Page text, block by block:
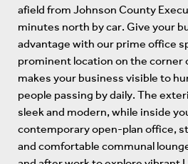
afield from Johnson County
minutes north by car. Give your
advantage with our prime office
prominent location on the corner
makes your business visible to
people passing by daily. The
sleek and modern, while inside
contemporary open-plan office,
and comfortable communal